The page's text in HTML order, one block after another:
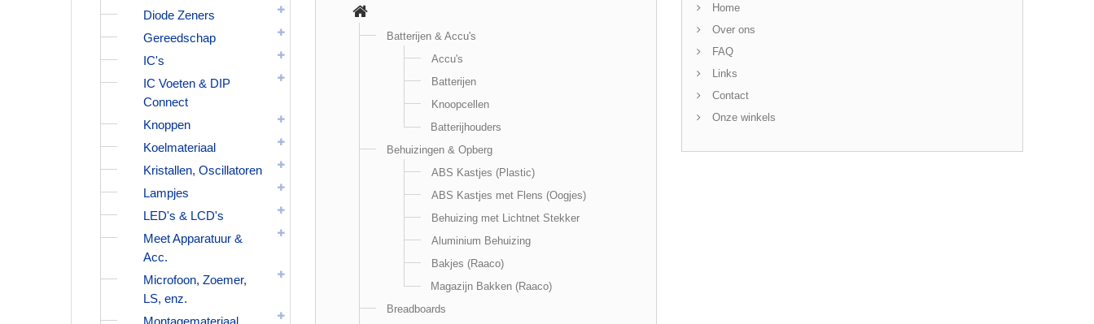
Diode Zeners
Gereedschap
IC's
IC Voeten & DIP
Connect
Knoppen
Koelmateriaal
Kristallen, Oscillatoren
Lampjes
LED's & LCD's
Meet Apparatuur &
Acc.
Microfoon, Zoemer,
LS, enz.
Montagemateriaal
Batterijen & Accu's
Accu's
Batterijen
Knoopcellen
Batterijhouders
Behuizingen & Opberg
ABS Kastjes (Plastic)
ABS Kastjes met Flens (Oogjes)
Behuizing met Lichtnet Stekker
Aluminium Behuizing
Bakjes (Raaco)
Magazijn Bakken (Raaco)
Breadboards
Home
Over ons
FAQ
Links
Contact
Onze winkels